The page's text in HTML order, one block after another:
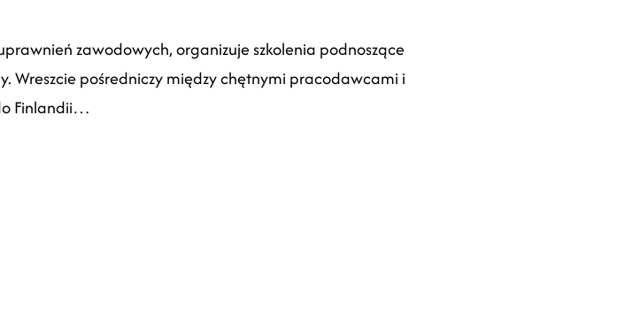
zawodowych, organizuje szkolenia podnoszące
Wreszcie pośredniczy między chętnymi pracodawcami i
Finlandii…